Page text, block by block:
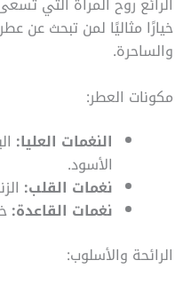
خيارًا مثاليًا لمن تبحث عن
والساحرة.
مكونات العطر:
النغمات العليا:
الأسود.
نغمات القلب:
نغمات القاعدة:
الرائحة والأسلوب: